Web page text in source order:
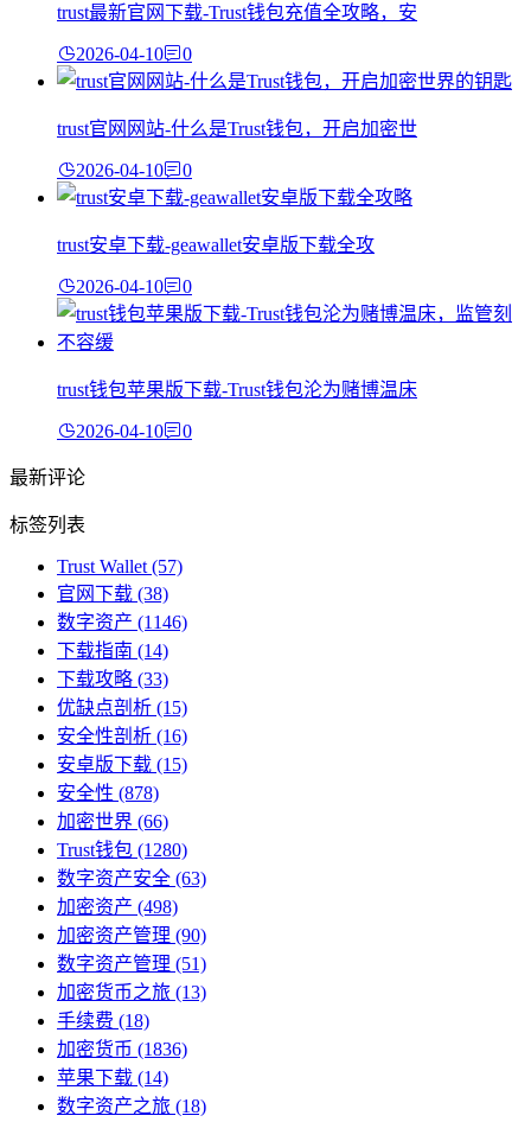
trust最新官网下载-Trust钱包充值全攻略，安
2026-04-10 0
trust官网网站-什么是Trust钱包，开启加密世
2026-04-10 0
trust安卓下载-geawallet安卓版下载全攻
2026-04-10 0
trust钱包苹果版下载-Trust钱包沦为赌博温床
2026-04-10 0
最新评论
标签列表
Trust Wallet (57)
官网下载 (38)
数字资产 (1146)
下载指南 (14)
下载攻略 (33)
优缺点剖析 (15)
安全性剖析 (16)
安卓版下载 (15)
安全性 (878)
加密世界 (66)
Trust钱包 (1280)
数字资产安全 (63)
加密资产 (498)
加密资产管理 (90)
数字资产管理 (51)
加密货币之旅 (13)
手续费 (18)
加密货币 (1836)
苹果下载 (14)
数字资产之旅 (18)